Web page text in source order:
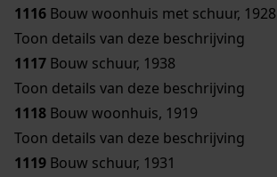
1116 Bouw woonhuis met schuur, 1928
Toon details van deze beschrijving
1117 Bouw schuur, 1938
Toon details van deze beschrijving
1118 Bouw woonhuis, 1919
Toon details van deze beschrijving
1119 Bouw schuur, 1931